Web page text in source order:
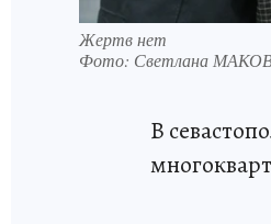
Жертв нет
Фото: Светлана
В